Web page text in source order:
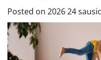
Posted on 2026 24